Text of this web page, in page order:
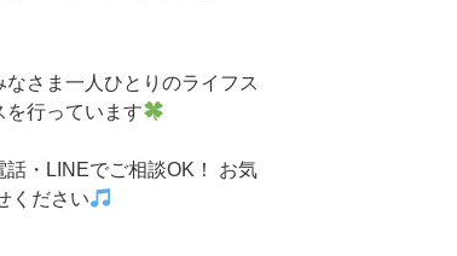
さま一人ひとりのライフス
を行っています
・LINEでご相談OK！ お気
ください